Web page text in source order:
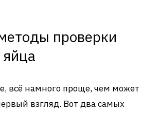
проверки
всё намного проще, чем может
взгляд. Вот два самых